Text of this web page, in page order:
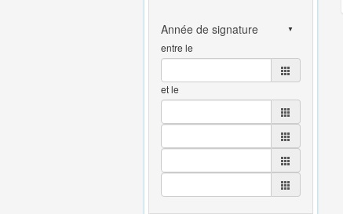
entre le
et le